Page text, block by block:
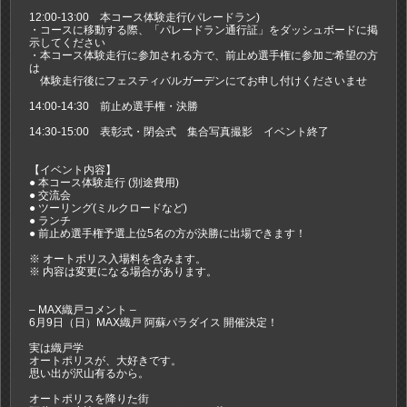
12:00-13:00 本コース体験走行(パレードラン)
・コースに移動する際、「パレードラン通行証」をダッシュボードに掲
示してください
・本コース体験走行に参加される方で、前止め選手権に参加ご希望の方
は
体験走行後にフェスティバルガーデンにてお申し付けくださいませ
14:00-14:30 前止め選手権・決勝
14:30-15:00 表彰式・閉会式 集合写真撮影 イベント終了
【イベント内容】
● 本コース体験走行 (別途費用)
● 交流会
● ツーリング(ミルクロードなど)
● ランチ
● 前止め選手権予選上位5名の方が決勝に出場できます！
※ オートポリス入場料を含みます。
※ 内容は変更になる場合があります。
– MAX織戸コメント –
6月9日（日）MAX織戸 阿蘇パラダイス 開催決定！
実は織戸学
オートポリスが、大好きです。
思い出が沢山有るから。
オートポリスを降りた街